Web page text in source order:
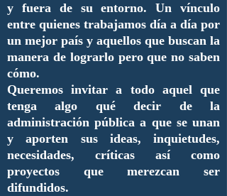
y fuera de su entorno. Un vínculo
entre quienes trabajamos día a día por
un mejor país y aquellos que buscan la
manera de lograrlo pero que no saben
cómo.
Queremos invitar a todo aquel que
tenga algo qué decir de la
administración pública a que se unan
y aporten sus ideas, inquietudes,
necesidades, críticas así como
proyectos que merezcan ser
difundidos.